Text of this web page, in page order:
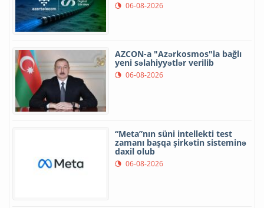
06-08-2026
AZCON-a "Azərkosmos"la bağlı
yeni səlahiyyətlər verilib
06-08-2026
“Meta”nın süni intellekti test
zamanı başqa şirkətin sisteminə
daxil olub
06-08-2026